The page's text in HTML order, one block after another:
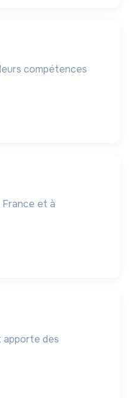
compétences
et à
apporte des